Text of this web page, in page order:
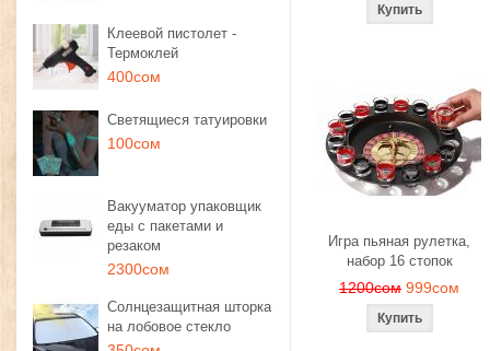
Клеевой пистолет -
Термоклей
400сом
Светящиеся татуировки
100сом
Вакууматор упаковщик
еды с пакетами и
резаком
2300сом
Солнцезащитная шторка
на лобовое стекло
Игра пьяная рулетка,
набор 16 стопок
1200сом 999сом